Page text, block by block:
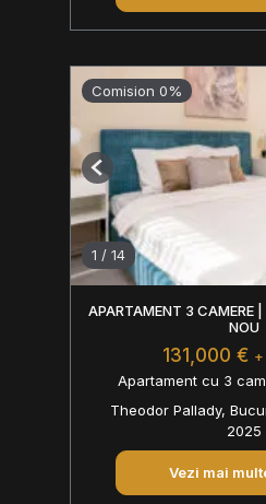
Comision 0%
1 / 14
Previous
APARTAMENT 3 CAMERE
NOU
131,000 € +
Apartament cu 3
Theodor Pallady,
2025
Vezi mai